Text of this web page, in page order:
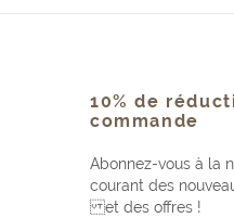
10% de
commande
Abonnez-vous à la
courant des
et des offres !